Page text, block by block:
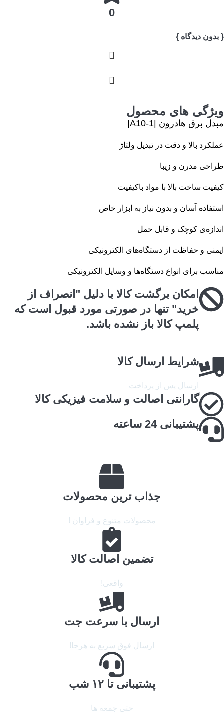
0
{ بدون دیدگاه }
ویژگی های محصول
مبدل برق هادرون |A10-1|
عملکرد بالا و دقت در تبدیل ولتاژ
طراحی مدرن و زیبا
کیفیت ساخت بالا با مواد باکیفیت
استفاده آسان و بدون نیاز به ابزار خاص
اندازه‌ی کوچک و قابل حمل
ایمنی و حفاظت از دستگاه‌های الکترونیکی
مناسب برای انواع دستگاه‌ها و وسایل الکترونیکی
امکان برگشت کالا با دلیل "انصراف از
خرید" تنها در صورتی مورد قبول است که
پلمپ کالا باز نشده باشد.
شرایط ارسال کالا
ارسال پس از پرداخت
گارانتی اصالت و سلامت فیزیکی کالا
پشتیبانی 24 ساعته
جذاب ترین محصولات
محصولات متنوع و فراوان !
تضمین اصالت کالا
واقعی!
ارسال با سرعت جت
ارسال فوق سریع به هرجا!
پشتیبانی تا ۱۲ شب
حتی جمعه ها